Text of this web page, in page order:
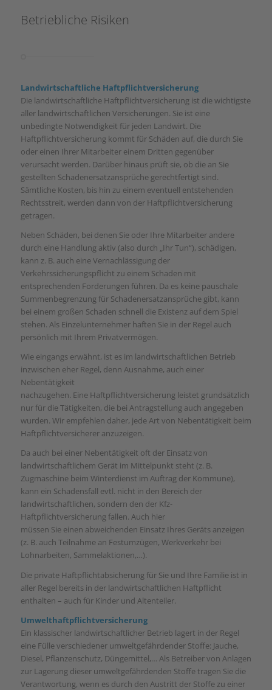
Betriebliche Risiken
Landwirtschaftliche Haftpflichtversicherung
Die landwirtschaftliche Haftpflichtversicherung ist die wichtigste
aller landwirtschaftlichen Versicherungen. Sie ist eine
unbedingte Notwendigkeit für jeden Landwirt. Die
Haftpflichtversicherung kommt für Schäden auf, die durch Sie
oder einen Ihrer Mitarbeiter einem Dritten gegenüber
verursacht werden. Darüber hinaus prüft sie, ob die an Sie
gestellten Schadenersatzansprüche gerechtfertigt sind.
Sämtliche Kosten, bis hin zu einem eventuell entstehenden
Rechtsstreit, werden dann von der Haftpflichtversicherung
getragen.
Neben Schäden, bei denen Sie oder Ihre Mitarbeiter andere
durch eine Handlung aktiv (also durch „Ihr Tun“), schädigen,
kann z. B. auch eine Vernachlässigung der
Verkehrssicherungspflicht zu einem Schaden mit
entsprechenden Forderungen führen. Da es keine pauschale
Summenbegrenzung für Schadenersatzansprüche gibt, kann
bei einem großen Schaden schnell die Existenz auf dem Spiel
stehen. Als Einzelunternehmer haften Sie in der Regel auch
persönlich mit Ihrem Privatvermögen.
Wie eingangs erwähnt, ist es im landwirtschaftlichen Betrieb
inzwischen eher Regel, denn Ausnahme, auch einer
Nebentätigkeit
nachzugehen. Eine Haftpflichtversicherung leistet grundsätzlich
nur für die Tätigkeiten, die bei Antragstellung auch angegeben
wurden. Wir empfehlen daher, jede Art von Nebentätigkeit beim
Haftpflichtversicherer anzuzeigen.
Da auch bei einer Nebentätigkeit oft der Einsatz von
landwirtschaftlichem Gerät im Mittelpunkt steht (z. B.
Zugmaschine beim Winterdienst im Auftrag der Kommune),
kann ein Schadensfall evtl. nicht in den Bereich der
landwirtschaftlichen, sondern den der Kfz-
Haftpflichtversicherung fallen. Auch hier
müssen Sie einen abweichenden Einsatz Ihres Geräts anzeigen
(z. B. auch Teilnahme an Festumzügen, Werkverkehr bei
Lohnarbeiten, Sammelaktionen,…).
Die private Haftpflichtabsicherung für Sie und Ihre Familie ist in
aller Regel bereits in der landwirtschaftlichen Haftpflicht
enthalten – auch für Kinder und Altenteiler.
Umwelthaftpflichtversicherung
Ein klassischer landwirtschaftlicher Betrieb lagert in der Regel
eine Fülle verschiedener umweltgefährdender Stoffe: Jauche,
Diesel, Pflanzenschutz, Düngemittel,… Als Betreiber von Anlagen
zur Lagerung dieser umweltgefährdenden Stoffe tragen Sie die
Verantwortung, wenn es durch den Austritt der Stoffe zu einer